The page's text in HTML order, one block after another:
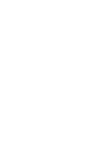
pays.
Annupuri,
région possède
une grande